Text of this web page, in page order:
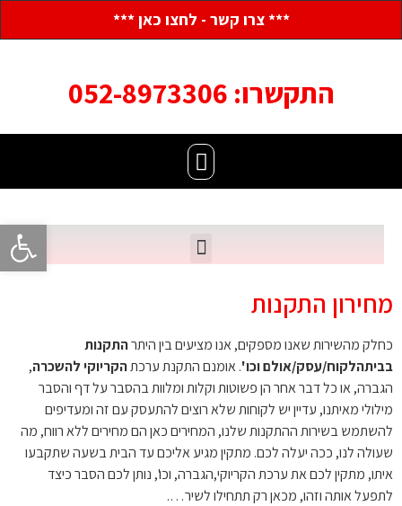
פתח
*** צרו קשר - לחצו כאן ***
התקשרו: 052-8973306
מחירון התקנות
כחלק מהשירות שאנו מספקים, אנו מציעים בין היתרהתקנות
בביתהלקוח/עסק/אולם וכו'. אומנם התקנת ערכתהקריוקי להשכרה,
הגברה, או כל דבר אחר הן פשוטות וקלות ומלוות בהסבר על דף והסבר
מילולי מאיתנו, עדיין יש לקוחות שלא רוצים להתעסק עם זה ומעדיפים
להשתמש בשירות ההתקנות שלנו, המחירים כאן הם מחירים ללא רווח, מה
שעולה לנו, ככה יעלה לכם. מתקין מגיע אליכם עד הבית בשעה שתקבעו
איתו, מתקין לכם את ערכת הקריוקי,הגברה, וכו', נותן לכם הסבר כיצד
לתפעל אותה וזהו, מכאן רק תתחילו לשיר….